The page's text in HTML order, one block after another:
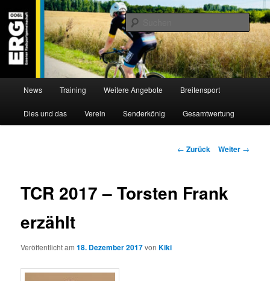
Inhalt
wechseln
ERG 1900 e.V
Willkommen bei der Essener Radsportgemeinschaft
News Training Weitere Angebote Breitensport
Dies und das Verein Senderkönig Gesamtwertung
Beitragsnavigation
← Zurück Weiter →
TCR 2017 – Torsten Frank
erzählt
Veröffentlicht am18. Dezember 2017vonKiki